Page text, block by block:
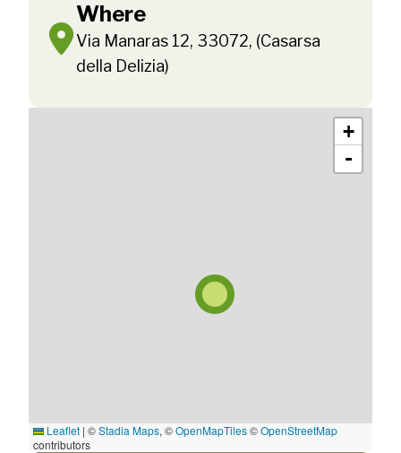
Where
Via Manaras 12, 33072, (Casarsa
della Delizia)
+
-
Leaflet | ©Stadia Maps, ©OpenMapTiles©OpenStreetMap
contributors